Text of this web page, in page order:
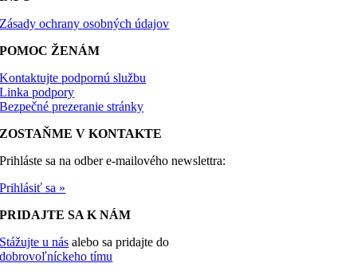
Zásady ochrany osobných údajov
POMOC ŽENÁM
Kontaktujte podpornú službu
Linka podpory
Bezpečné prezeranie stránky
ZOSTAŇME V KONTAKTE
Prihláste sa na odber e-mailového newslettra:
Prihlásiť sa »
PRIDAJTE SA K NÁM
Stážujte u nás alebo sa pridajte do
dobrovoľníckeho tímu